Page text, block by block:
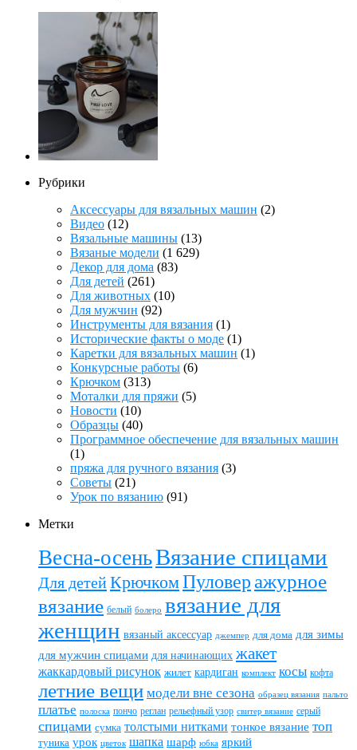
Рубрики
Аксессуары для вязальных машин (2)
Видео (12)
Вязальные машины (13)
Вязаные модели (1 629)
Декор для дома (83)
Для детей (261)
Для животных (10)
Для мужчин (92)
Инструменты для вязания (1)
Исторические факты о моде (1)
Каретки для вязальных машин (1)
Конкурсные работы (6)
Крючком (313)
Моталки для пряжи (5)
Новости (10)
Образцы (40)
Программное обеспечение для вязальных машин
(1)
пряжа для ручного вязания (3)
Советы (21)
Урок по вязанию (91)
Метки
Весна-осеньВязание спицами
Для детейКрючкомПуловер ажурное
вязание белый болеро вязание для
женщин вязаный аксессуар джемпер для дома для зимы
для мужчин спицами для начинающих жакет
жаккардовый рисунок жилет кардиган комплект косы кофта
летние вещи модели вне сезона образец вязания пальто
платье полоска пончо реглан рельефный узор свитер вязание серый
спицами сумка толстыми нитками тонкое вязание топ
туника урок цветок шапка шарф юбка яркий